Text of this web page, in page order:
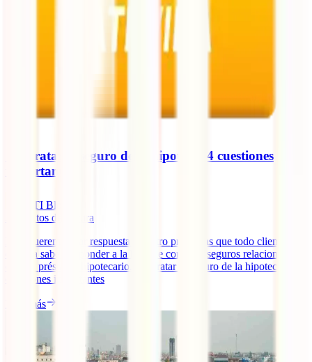
Contratar el seguro de la hipoteca: 4 cuestiones
importantes
IATI Blog
minutos de lectura
Hoy queremos dar respuesta a cuatro preguntas que todo cliente
debería saber responder a la hora de contratar seguros relacionados
con un préstamo hipotecario. Contratar el seguro de la hipoteca: 4
cuestiones importantes
Leer más